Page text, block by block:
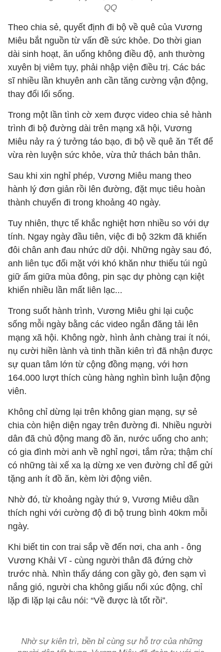
QQ
Theo chia sẻ, quyết định đi bộ về quê của Vương
Miêu bắt nguồn từ vấn đề sức khỏe. Do thời gian
dài sinh hoạt, ăn uống không điều độ, anh thường
xuyên bị viêm tụy, phải nhập viện điều trị. Các bác
sĩ nhiều lần khuyên anh cần tăng cường vận động,
thay đổi lối sống.
Trong một lần tình cờ xem được video chia sẻ hành
trình đi bộ đường dài trên mạng xã hội, Vương
Miêu nảy ra ý tưởng táo bạo, đi bộ về quê ăn Tết để
vừa rèn luyện sức khỏe, vừa thử thách bản thân.
Sau khi xin nghỉ phép, Vương Miêu mang theo
hành lý đơn giản rồi lên đường, đặt mục tiêu hoàn
thành chuyến đi trong khoảng 40 ngày.
Tuy nhiên, thực tế khắc nghiệt hơn nhiều so với dự
tính. Ngay ngày đầu tiên, việc đi bộ 32km đã khiến
đôi chân anh đau nhức dữ dội. Những ngày sau đó,
anh liên tục đối mặt với khó khăn như thiếu túi ngủ
giữ ấm giữa mùa đông, pin sạc dự phòng cạn kiệt
khiến nhiều lần mất liên lạc...
Trong suốt hành trình, Vương Miêu ghi lại cuộc
sống mỗi ngày bằng các video ngắn đăng tải lên
mạng xã hội. Không ngờ, hình ảnh chàng trai ít nói,
nụ cười hiền lành và tinh thần kiên trì đã nhận được
sự quan tâm lớn từ cộng đồng mạng, với hơn
164.000 lượt thích cùng hàng nghìn bình luận động
viên.
Không chỉ dừng lại trên không gian mạng, sự sẻ
chia còn hiện diện ngay trên đường đi. Nhiều người
dân đã chủ động mang đồ ăn, nước uống cho anh;
có gia đình mời anh về nghỉ ngơi, tắm rửa; thậm chí
có những tài xế xa lạ dừng xe ven đường chỉ để gửi
tặng anh ít đồ ăn, kèm lời động viên.
Nhờ đó, từ khoảng ngày thứ 9, Vương Miêu dần
thích nghi với cường độ đi bộ trung bình 40km mỗi
ngày.
Khi biết tin con trai sắp về đến nơi, cha anh - ông
Vương Khải Vĩ - cùng người thân đã đứng chờ
trước nhà. Nhìn thấy dáng con gầy gò, đen sạm vì
nắng gió, người cha không giấu nổi xúc động, chỉ
lặp đi lặp lại câu nói: “Về được là tốt rồi”.
Nhờ sự kiên trì, bền bỉ cùng sự hỗ trợ của những